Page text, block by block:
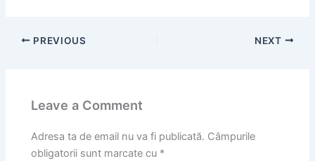
PREVIOUS NEXT
Leave a Comment
Adresa ta de email nu va fi publicată. Câmpurile
obligatorii sunt marcate cu *